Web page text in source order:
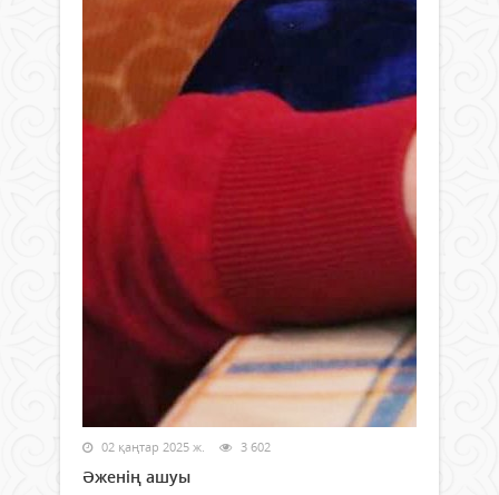
02 қаңтар 2025 ж. 3 602
Әженің ашуы